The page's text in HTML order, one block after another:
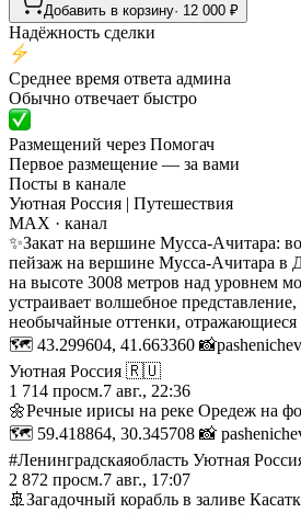
Добавить в корзину· 12 000 ₽
Надёжность сделки
Среднее время ответа админа
Обычно отвечает быстро
Размещений через Помогач
Первое размещение — за вами
Посты в канале
Уютная Россия | Путешествия
MAX · канал
✨Закат на вершине Мусса-Ачитара:
пейзаж на вершине Мусса-Ачитара в
на высоте 3008 метров над уровнем
устраивает волшебное
необычайные оттенки,
🗺️ 43.299604, 41.663360
Уютная Россия 🇷🇺
1 714 просм.7 авг., 22:36
🌼Речные ирисы на реке Оредеж на
🗺️ 59.418864, 30.345708 📸
#Ленинградскаяобласть Уютная
2 872 просм.7 авг., 17:07
🚢Загадочный корабль в заливе